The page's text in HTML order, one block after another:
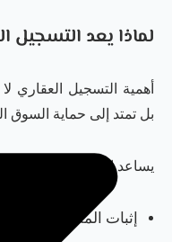
لماذا يعد
أهمية التسجيل العقاري
بل تمتد إلى حماية السوق
يساعد التسجيل العقاري
إثبات الملكية